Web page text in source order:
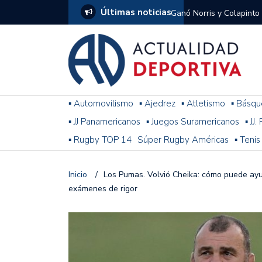
Últimas noticiasGanó Norris y
1
El penal de Barracas
Monumental
Se jugó una nueva
Arrancó el Torneo
Franco Colapinto giró
Racing le ganó a
omitió un penal de Sosa
▪ Automovilismo ▪ Ajedrez ▪ Atletismo ▪
▪ JJ Panamericanos ▪ Juegos Suramericanos ▪
▪ Rugby TOP 14 Súper Rugby Américas ▪ Tenis
Inicio / Los Pumas. Volvió Cheika: cómo puede
exámenes de rigor